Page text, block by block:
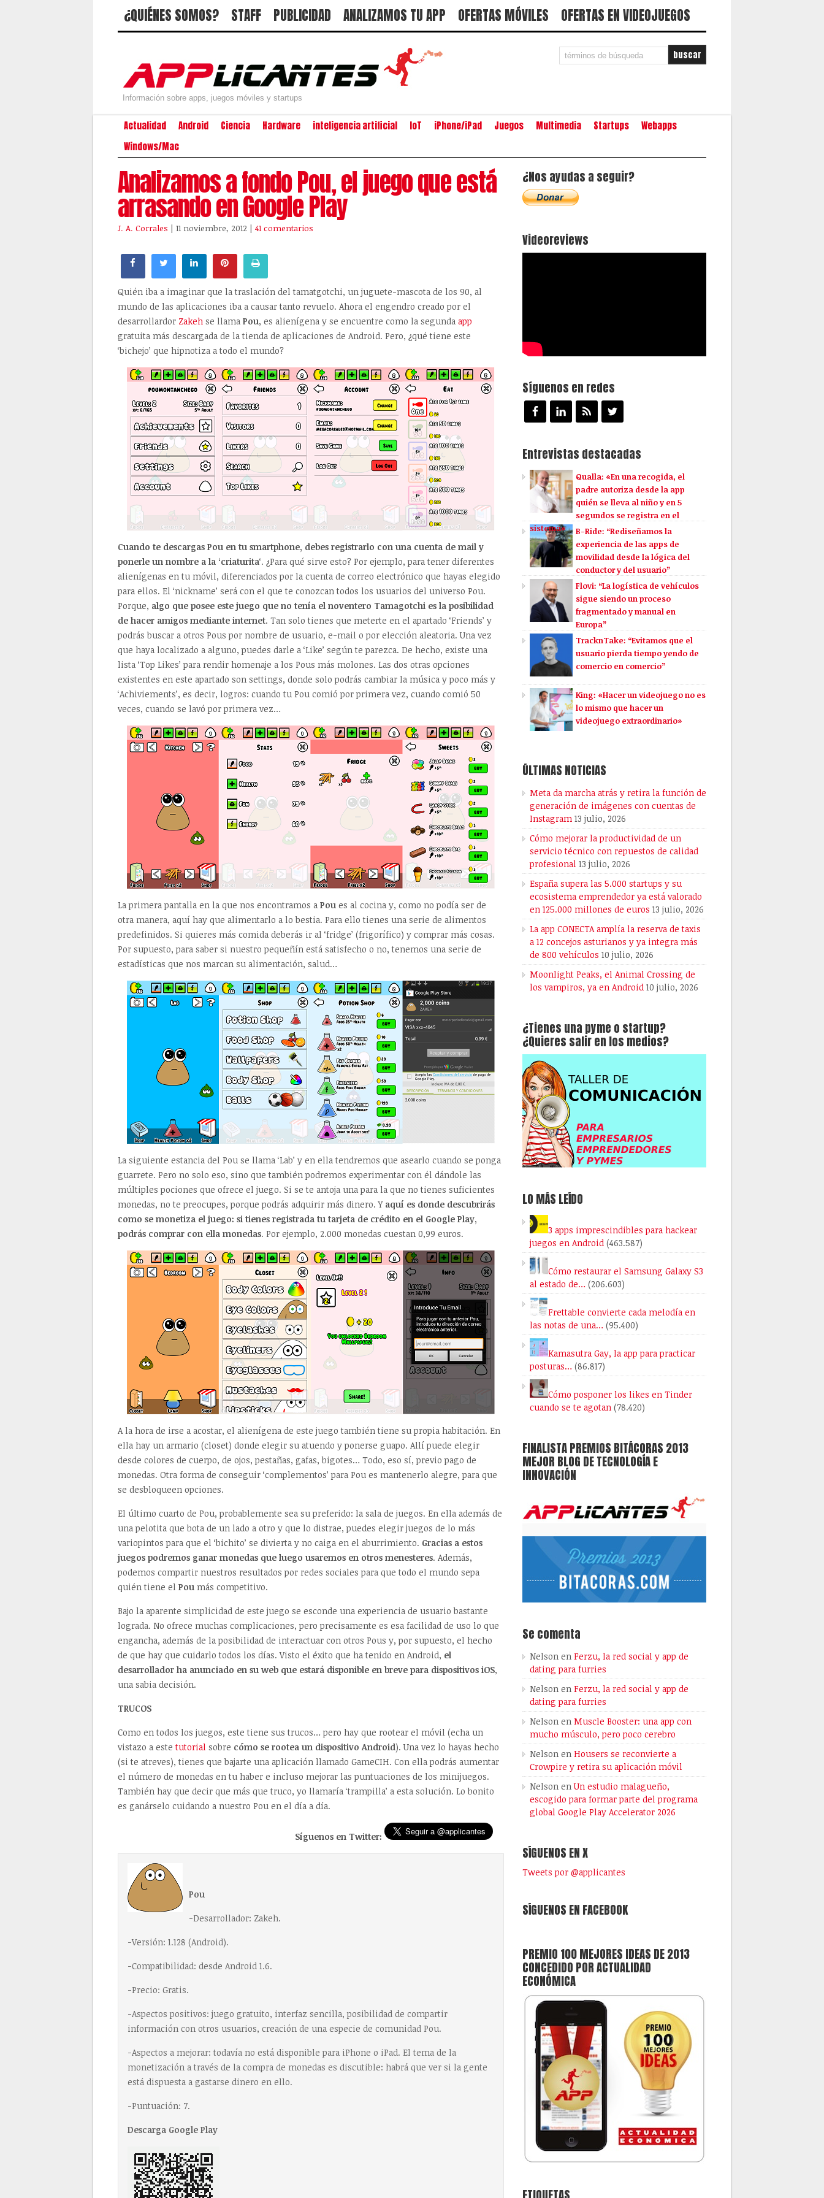
¿QUIÉNES SOMOS? STAFF PUBLICIDAD ANALIZAMOS TU APP OFERTAS MÓVILES OFERTAS EN VIDEOJUEGOS
Información sobre apps, juegos móviles y startups
Actualidad Android Ciencia Hardware inteligencia artificial IoT iPhone/iPad Juegos Multimedia Startups
Webapps
Windows/Mac
Analizamos a fondo Pou, el juego que está
arrasando en Google Play
J. A. Corrales | 11 noviembre, 2012 | 41 comentarios
Quién iba a imaginar que la traslación del tamatgotchi, un juguete-mascota de los 90, al
mundo de las aplicaciones iba a causar tanto revuelo. Ahora el engendro creado por el
desarrollardor Zakeh se llama Pou, es alienígena y se encuentre como la segunda app
gratuita más descargada de la tienda de aplicaciones de Android. Pero, ¿qué tiene este
‘bichejo’ que hipnotiza a todo el mundo?
Cuando te descargas Pou en tu smartphone, debes registrarlo con una cuenta de mail y
ponerle un nombre a la ‘criaturita‘. ¿Para qué sirve esto? Por ejemplo, para tener diferentes
alienígenas en tu móvil, diferenciados por la cuenta de correo electrónico que hayas elegido
para ellos. El ‘nickname’ será con el que te conozcan todos los usuarios del universo Pou.
Porque, algo que posee este juego que no tenía el noventero Tamagotchi es la posibilidad
de hacer amigos mediante internet. Tan solo tienes que meterte en el apartado ‘Friends’ y
podrás buscar a otros Pous por nombre de usuario, e-mail o por elección aleatoria. Una vez
que haya localizado a alguno, puedes darle a ‘Like’ según te parezca. De hecho, existe una
lista ‘Top Likes’ para rendir homenaje a los Pous más molones. Las dos otras opciones
existentes en este apartado son settings, donde solo podrás cambiar la música y poco más y
‘Achiviements’, es decir, logros: cuando tu Pou comió por primera vez, cuando comió 50
veces, cuando se lavó por primera vez…
La primera pantalla en la que nos encontramos a Pou es al cocina y, como no podía ser de
otra manera, aquí hay que alimentarlo a lo bestia. Para ello tienes una serie de alimentos
predefinidos. Si quieres más comida deberás ir al ‘fridge’ (frigorífico) y comprar más cosas.
Por supuesto, para saber si nuestro pequeñín está satisfecho o no, tenemos una serie de
estadísticas que nos marcan su alimentación, salud…
La siguiente estancia del Pou se llama ‘Lab’ y en ella tendremos que asearlo cuando se ponga
guarrete. Pero no solo eso, sino que también podremos experimentar con él dándole las
múltiples pociones que ofrece el juego. Si se te antoja una para la que no tienes suficientes
monedas, no te preocupes, porque podrás adquirir más dinero. Yaquí es donde descubrirás
como se monetiza el juego: si tienes registrada tu tarjeta de crédito en el Google Play,
podrás comprar con ella monedas. Por ejemplo, 2.000 monedas cuestan 0,99 euros.
A la hora de irse a acostar, el alienígena de este juego también tiene su propia habitación. En
ella hay un armario (closet) donde elegir su atuendo y ponerse guapo. Allí puede elegir
desde colores de cuerpo, de ojos, pestañas, gafas, bigotes… Todo, eso sí, previo pago de
monedas. Otra forma de conseguir ‘complementos’ para Pou es mantenerlo alegre, para que
se desbloqueen opciones.
El último cuarto de Pou, probablemente sea su preferido: la sala de juegos. En ella además de
una pelotita que bota de un lado a otro y que lo distrae, puedes elegir juegos de lo más
variopintos para que el ‘bichito’ se divierta y no caiga en el aburrimiento. Gracias a estos
juegos podremos ganar monedas que luego usaremos en otros menesteres. Además,
podemos compartir nuestros resultados por redes sociales para que todo el mundo sepa
quién tiene el Pou más competitivo.
Bajo la aparente simplicidad de este juego se esconde una experiencia de usuario bastante
lograda. No ofrece muchas complicaciones, pero precisamente es esa facilidad de uso lo que
engancha, además de la posibilidad de interactuar con otros Pous y, por supuesto, el hecho
de que hay que cuidarlo todos los días. Visto el éxito que ha tenido en Android, el
desarrollador ha anunciado en su web que estará disponible en breve para dispositivos iOS,
una sabia decisión.
TRUCOS
Como en todos los juegos, este tiene sus trucos… pero hay que rootear el móvil (echa un
vistazo a estetutorial sobre cómo se rootea un dispositivo Android). Una vez lo hayas hecho
(si te atreves), tienes que bajarte una aplicación llamado GameCIH. Con ella podrás aumentar
el número de monedas en tu haber e incluso mejorar las puntuaciones de los minijuegos.
También hay que decir que más que truco, yo llamaría ‘trampilla’ a esta solución. Lo bonito
es ganárselo cuidando a nuestro Pou en el día a día.
Síguenos en Twitter:
Pou
-Desarrollador: Zakeh.
-Versión: 1.128 (Android).
-Compatibilidad: desde Android 1.6.
-Precio: Gratis.
-Aspectos positivos: juego gratuito, interfaz sencilla, posibilidad de compartir
información con otros usuarios, creación de una especie de comunidad Pou.
-Aspectos a mejorar: todavía no está disponible para iPhone o iPad. El tema de la
monetización a través de la compra de monedas es discutible: habrá que ver si la gente
está dispuesta a gastarse dinero en ello.
-Puntuación: 7.
Descarga Google Play
¿Nos ayudas a seguir?
Videoreviews
Síguenos en redes
Entrevistas destacadas
Qualla: «En una recogida, el
padre autoriza desde la app
quién se lleva al niño y en 5
segundos se registra en el
sistema»
B-Ride: “Rediseñamos la
experiencia de las apps de
movilidad desde la lógica del
conductor y del usuario”
Flovi: “La logística de vehículos
sigue siendo un proceso
fragmentado y manual en
Europa”
TracknTake: “Evitamos que el
usuario pierda tiempo yendo de
comercio en comercio”
King: «Hacer un videojuego no es
lo mismo que hacer un
videojuego extraordinario»
ÚLTIMAS NOTICIAS
Meta da marcha atrás y retira la función de
generación de imágenes con cuentas de
Instagram 13 julio, 2026
Cómo mejorar la productividad de un
servicio técnico con repuestos de calidad
profesional 13 julio, 2026
España supera las 5.000 startups y su
ecosistema emprendedor ya está valorado
en 125.000 millones de euros 13 julio, 2026
La app CONECTA amplía la reserva de taxis
a 12 concejos asturianos y ya integra más
de 800 vehículos 10 julio, 2026
Moonlight Peaks, el Animal Crossing de
los vampiros, ya en Android 10 julio, 2026
¿Tienes una pyme o startup?
¿Quieres salir en los medios?
LO MÁS LEÍDO
3 apps imprescindibles para hackear
juegos en Android (463.587)
Cómo restaurar el Samsung Galaxy S3
al estado de… (206.603)
Frettable convierte cada melodía en
las notas de una… (95.400)
Kamasutra Gay, la app para practicar
posturas… (86.817)
Cómo posponer los likes en Tinder
cuando se te agotan (78.420)
FINALISTA PREMIOS BITÁCORAS 2013
MEJOR BLOG DE TECNOLOGÍA E
INNOVACIÓN
Se comenta
Nelson en Ferzu, la red social y app de
dating para furries
Nelson en Ferzu, la red social y app de
dating para furries
Nelson en Muscle Booster: una app con
mucho músculo, pero poco cerebro
Nelson en Housers se reconvierte a
Crowpire y retira su aplicación móvil
Nelson enUn estudio malagueño,
escogido para formar parte del programa
global Google Play Accelerator 2026
SÍGUENOS EN X
Tweets por @applicantes
SÍGUENOS EN FACEBOOK
PREMIO 100 MEJORES IDEAS DE 2013
CONCEDIDO POR ACTUALIDAD
ECONÓMICA